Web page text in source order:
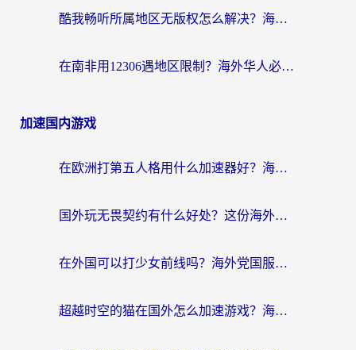
酷我畅听所属地区无版权怎么解决？海外党必看的回国加速全攻略
在南非用12306遇地区限制？海外华人必看的回国加速全攻略（附B站芒果TV解锁技巧）
加速国内游戏
在欧洲打第五人格用什么加速器好？海外党亲测有效的国服游戏加速方案
国外玩无畏契约有什么好处？这份海外国服游戏加速指南帮你解决90%的卡顿问题
在外国可以打少女前线吗？海外党国服游戏畅玩终极指南（附避坑技巧）
超越时空的猫在国外怎么加速游戏？海外玩家国服畅玩终极指南